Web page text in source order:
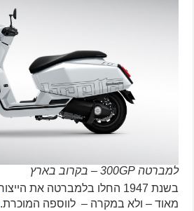
למברטה 300GP – בקרוב בארץ
מאוד – ולא במקרה – לווספה המוכרת.